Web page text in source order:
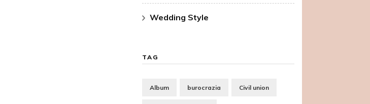
Wedding Style
TAG
Album burocrazia Civil union